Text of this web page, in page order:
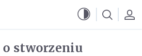
stworzeniu